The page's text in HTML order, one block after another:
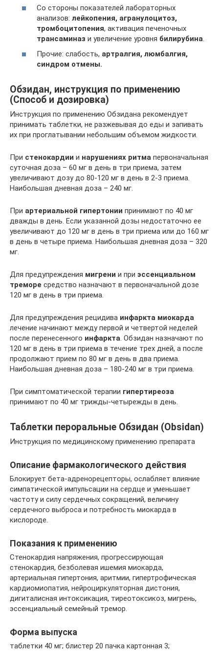
Со стороны показателей лабораторных
анализов: лейкопения, агранулоцитоз,
тромбоцитопения, активация печеночных
трансаминаз и увеличение уровня билирубина.
Прочие: слабость, артралгия, люмбалгия,
синдром отмены.
Обзидан, инструкция по применению
(Способ и дозировка)
Инструкция по применению Обзидана рекомендует
принимать таблетки, не разжевывая до еды и запивать
их при проглатывании небольшим объемом жидкости.
При стенокардии и нарушениях ритма первоначальная
суточная доза – 60 мг в день в три приема, затем
увеличивают дозу до 80-120 мг в день в 2-3 приема.
Наибольшая дневная доза – 240 мг.
При артериальной гипертонии принимают по 40 мг
дважды в день. Если указанной дозы недостаточно ее
увеличивают до 120 мг в день в три приема или до 160 мг
в день в четыре приема. Наибольшая дневная доза – 320
мг.
Для предупреждения мигрени и при эссенциальном
треморе средство назначают в первоначальной дозе
120 мг в день в три приема.
Для предупреждения рецидива инфаркта миокарда
лечение начинают между первой и четвертой неделей
после перенесенного инфаркта. Обзидан назначают по
120 мг в день в три приема в течение трех дней, а после
продолжают прием по 80 мг в день в два приема.
Наибольшая дневная доза – 180-240 мг в три приема.
При симптоматической терапии гипертиреоза
принимают по 40 мг трижды-четырежды в день.
Таблетки пероральные Обзидан (Obsidan)
Инструкция по медицинскому применению препарата
Описание фармакологического действия
Блокирует бета-адренорецепторы, ослабляет влияние
симпатической импульсации на сердце и уменьшает
частоту и силу сердечных сокращений, величину
сердечного выброса и потребность миокарда в
кислороде.
Показания к применению
Стенокардия напряжения, прогрессирующая
стенокардия, безболевая ишемия миокарда,
артериальная гипертония, аритмии, гипертрофическая
кардиомиопатия, нейроциркуляторная дистония,
дигиталисная интоксикация, тиреотоксикоз, мигрень,
эссенциальный семейный тремор.
Форма выпуска
таблетки 40 мг; блистер 20 пачка картонная 3;